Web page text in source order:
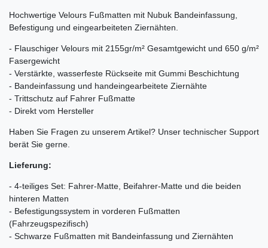
Hochwertige Velours Fußmatten mit Nubuk Bandeinfassung,
Befestigung und eingearbeiteten Ziernähten.
- Flauschiger Velours mit 2155gr/m² Gesamtgewicht und 650 g/m²
Fasergewicht
- Verstärkte, wasserfeste Rückseite mit Gummi Beschichtung
- Bandeinfassung und handeingearbeitete Ziernähte
- Trittschutz auf Fahrer Fußmatte
- Direkt vom Hersteller
Haben Sie Fragen zu unserem Artikel? Unser technischer Support
berät Sie gerne.
Lieferung:
- 4-teiliges Set: Fahrer-Matte, Beifahrer-Matte und die beiden
hinteren Matten
- Befestigungssystem in vorderen Fußmatten
(Fahrzeugspezifisch)
- Schwarze Fußmatten mit Bandeinfassung und Ziernähten